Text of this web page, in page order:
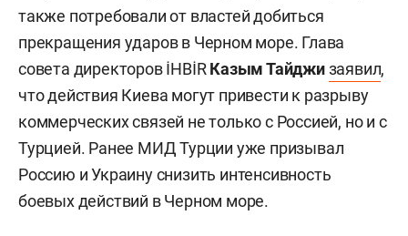
также потребовали от властей добиться
прекращения ударов в Черном море. Глава
совета директоров İHBİRКазым Тайджизаявил,
что действия Киева могут привести к разрыву
коммерческих связей не только с Россией, но и с
Турцией. Ранее МИД Турции уже призывал
Россию и Украину снизить интенсивность
боевых действий в Черном море.